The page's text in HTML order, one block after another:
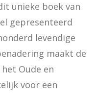
unieke boek van
gepresenteerd
levendige
maakt de
Oude en
voor een